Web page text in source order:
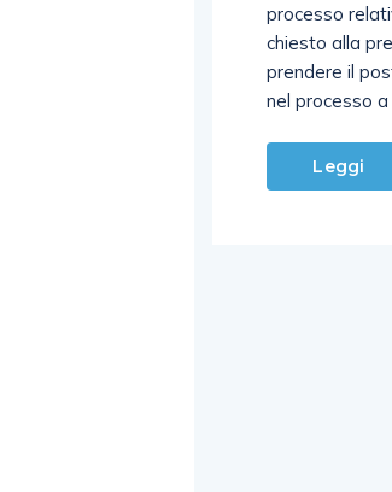
processo
chiesto alla
prendere il
nel processo
Leggi